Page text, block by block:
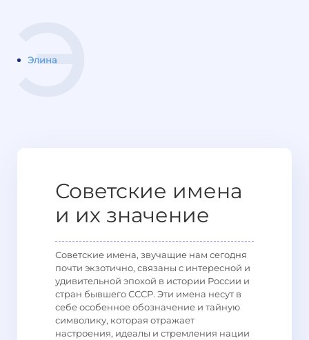
Э
Элина
Советские имена
и их значение
Советские имена, звучащие нам сегодня
почти экзотично, связаны с интересной и
удивительной эпохой в истории России и
стран бывшего СССР. Эти имена несут в
себе особенное обозначение и тайную
символику, которая отражает
настроения, идеалы и стремления нации